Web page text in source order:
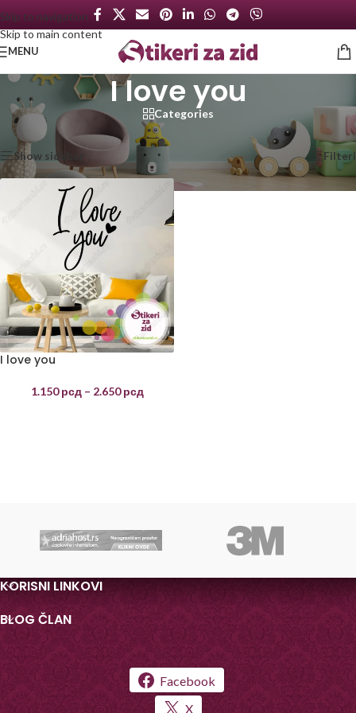
Skip to navigation
Skip to main content
MENU
I love you
Categories
Početna
Proizvod označen „I love you“ Prikazan jedan rezultat
Show sidebar Filteri
I love you
1.150рсд – 2.650рсд
KORISNI LINKOVI
BLOG ČLAN
Facebook
X